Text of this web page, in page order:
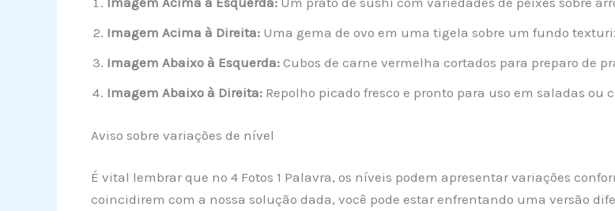
Imagem Acima à Direita:Uma gema de ovo em uma tigela sobre um fundo
Imagem Abaixo à Esquerda:Cubos de carne vermelha cortados para preparo de
Imagem Abaixo à Direita:Repolho picado fresco e pronto para uso em saladas ou
Aviso sobre variações de nível
É vital lembrar que no 4 Fotos 1 Palavra, os níveis podem apresentar variações
coincidirem com a nossa solução dada, você pode estar enfrentando uma versão